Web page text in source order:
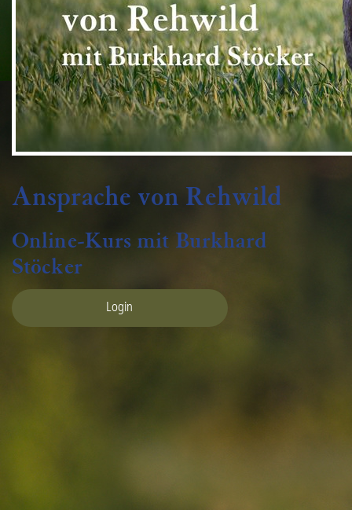
Ansprache von Rehwild
Online-Kurs mit Burkhard
Stöcker
Login